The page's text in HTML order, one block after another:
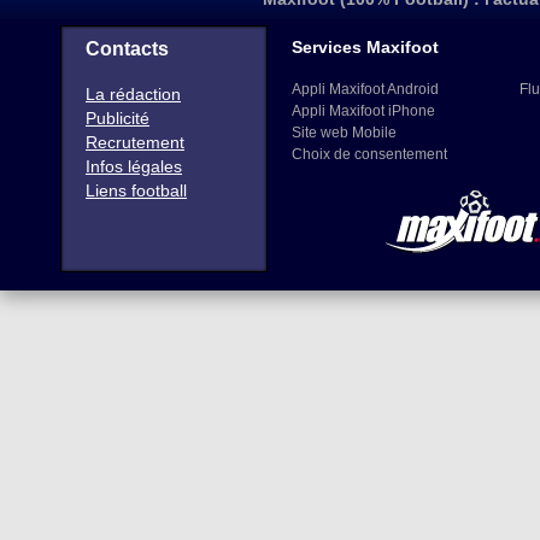
Contacts
La rédaction
Publicité
Recrutement
Infos légales
Liens football
Services Maxifoot
Appli Maxifoot Android
Appli Maxifoot iPhone
Site web Mobile
Choix de consentement